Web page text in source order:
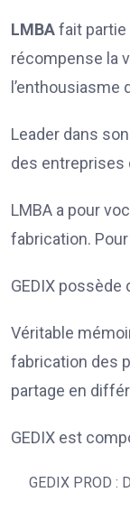
LMBAfait partie
récompense la
l’enthousiasme
Leader dans
des entreprises
LMBA a pour
fabrication.
GEDIX
Véritable
fabrication des
partage en
GEDIX est
GEDIX PROD :